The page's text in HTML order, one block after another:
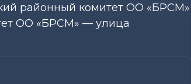
районный комитет ОО «БРСМ»
ОО «БРСМ» — улица